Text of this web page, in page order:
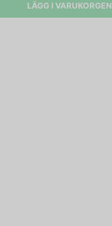
LÄGG I VARUKORGEN